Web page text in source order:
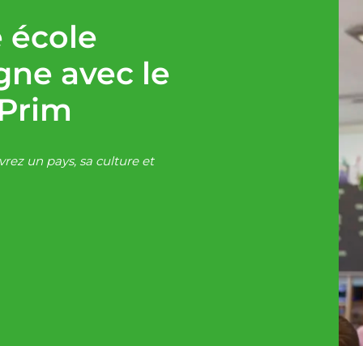
école
avec le
un pays, sa culture et